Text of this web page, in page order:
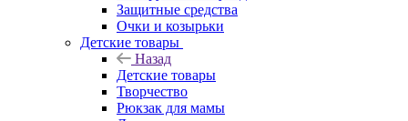
Защитные средства
Очки и козырьки
Детские товары
Назад
Детские товары
Творчество
Рюкзак для мамы